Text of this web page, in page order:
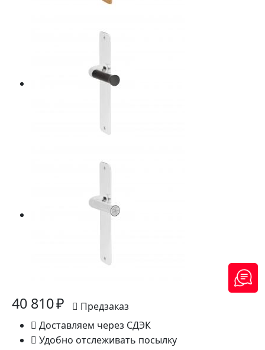
40 810 ₽
Предзаказ
Доставляем через СДЭК
Удобно отслеживать посылку